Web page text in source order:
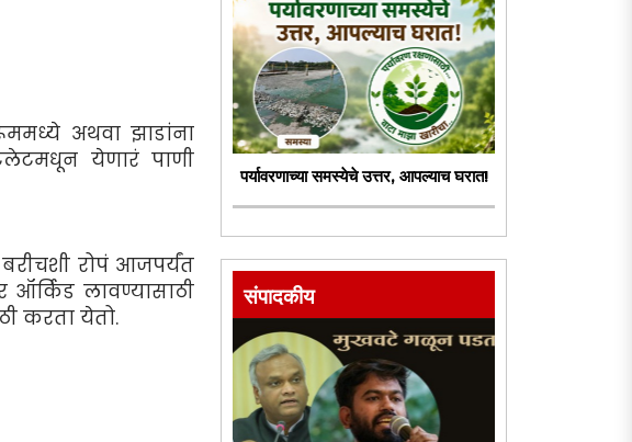
अथवा झाडांना
येणारं पाणी
रोपं आजपर्यंत
लावण्यासाठी
करता येतो.
पर्यावरणाच्या समस्येचे उत्तर, आपल्याच घरात!
संपादकीय